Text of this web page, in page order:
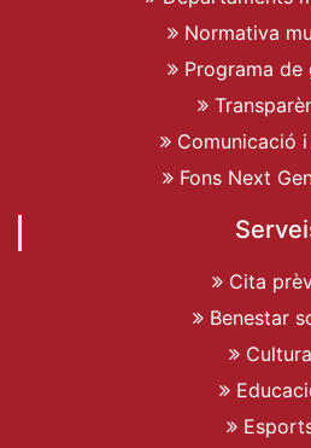
Normativa
Programa de
Comunicació i
Fons Next
Cita
Benestar
Cultura